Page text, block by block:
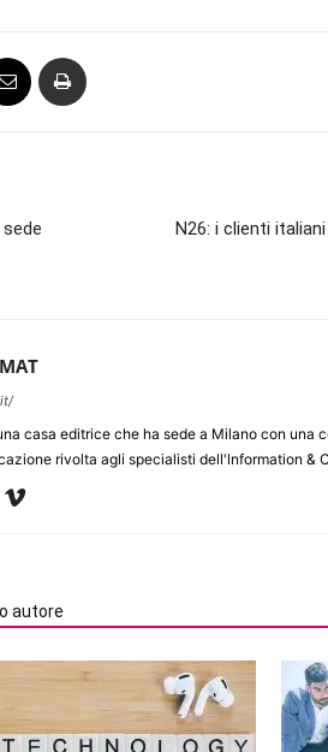
N26: i clienti
casa editrice che ha sede a Milano con una
rivolta agli specialisti dell'lnformation &
autore